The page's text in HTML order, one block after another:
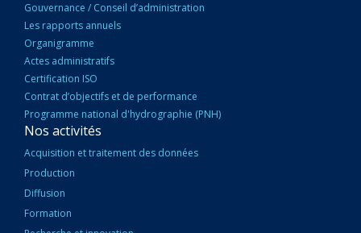
Gouvernance / Conseil d’administration
Les rapports annuels
Organigramme
Actes administratifs
Certification ISO
Contrat d’objectifs et de performance
Programme national d'hydrographie (PNH)
Nos activités
Acquisition et traitement des données
Production
Diffusion
Formation